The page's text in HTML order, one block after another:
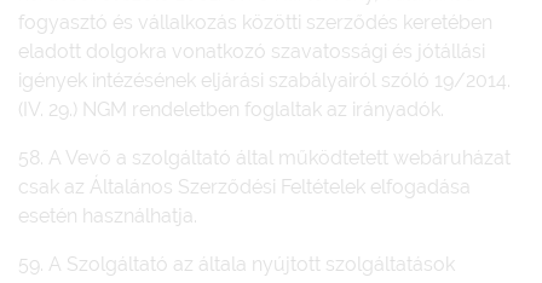
fogyasztó és vállalkozás közötti szerződés keretében
eladott dolgokra vonatkozó szavatossági és jótállási
igények intézésének eljárási szabályairól szóló 19/2014.
(IV. 29.) NGM rendeletben foglaltak az irányadók.
58. A Vevő a szolgáltató által működtetett webáruházat
csak az Általános Szerződési Feltételek elfogadása
esetén használhatja.
59. A Szolgáltató az általa nyújtott szolgáltatások